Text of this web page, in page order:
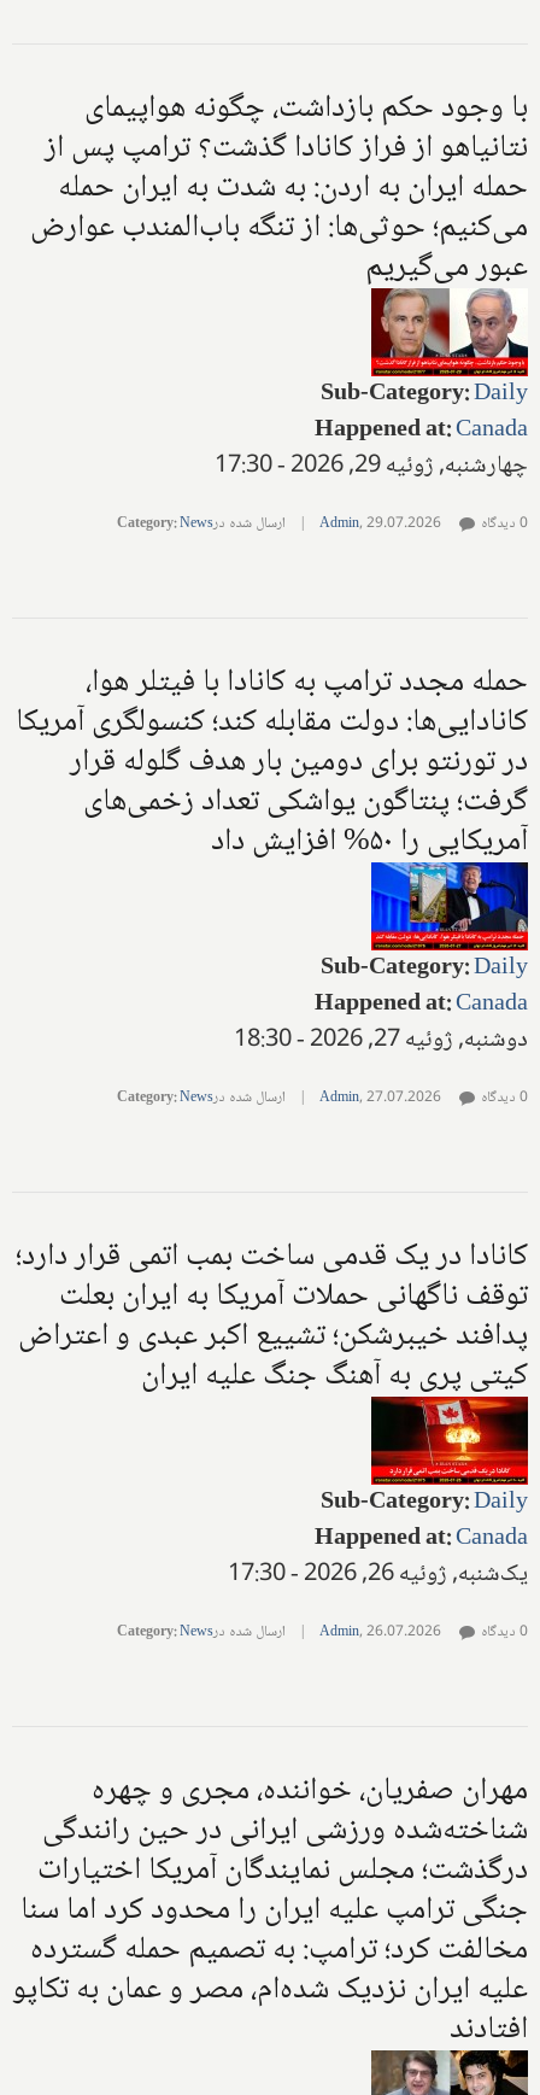
با وجود حکم بازداشت، چگونه هواپیمای
نتانیاهو از فراز کانادا گذشت؟ ترامپ پس از
حمله ایران به اردن: به شدت به ایران حمله
می‌کنیم؛ حوثی‌ها: از تنگه باب‌المندب عوارض
عبور می‌گیریم
Sub-Category:Daily
Happened at:Canada
چهارشنبه, ژوئیه 29, 2026 - 17:30
Admin,29.07.2026
| ارسال شده در Category:News 0 دیدگاه
حمله مجدد ترامپ به کانادا با فیتلر هوا،
کانادایی‌ها: دولت مقابله کند؛ کنسولگری آمریکا
در تورنتو برای دومین بار هدف گلوله قرار
گرفت؛ پنتاگون یواشکی تعداد زخمی‌های
آمریکایی را ۵۰% افزایش داد
Sub-Category:Daily
Happened at:Canada
دوشنبه, ژوئیه 27, 2026 - 18:30
Admin,27.07.2026
| ارسال شده در Category:News 0 دیدگاه
کانادا در یک قدمی ساخت بمب اتمی قرار دارد؛
توقف ناگهانی حملات آمریکا به ایران بعلت
پدافند خیبرشکن؛ تشییع اکبر عبدی و اعتراض
کیتی پری به آهنگ جنگ علیه ایران
Sub-Category:Daily
Happened at:Canada
یک‌شنبه, ژوئیه 26, 2026 - 17:30
Admin,26.07.2026
| ارسال شده در Category:News 0 دیدگاه
مهران صفریان، خواننده، مجری و چهره
شناخته‌شده ورزشی ایرانی در حین رانندگی
درگذشت؛ مجلس نمایندگان آمریکا اختیارات
جنگی ترامپ علیه ایران را محدود کرد اما سنا
مخالفت کرد؛ ترامپ: به تصمیم حمله گسترده
علیه ایران نزدیک شده‌ام، مصر و عمان به تکاپو
افتادند